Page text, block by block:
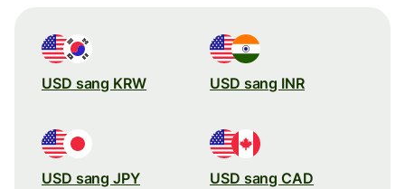
USD sang KRW USD sang INR
USD sang JPY USD sang CAD